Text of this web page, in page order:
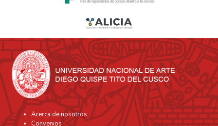
Acerca de nosotros
Convenios